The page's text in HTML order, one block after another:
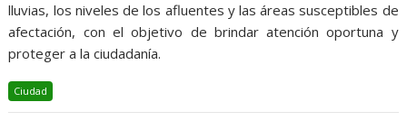
lluvias, los niveles de los afluentes y las áreas susceptibles de
afectación, con el objetivo de brindar atención oportuna y
proteger a la ciudadanía.
Ciudad